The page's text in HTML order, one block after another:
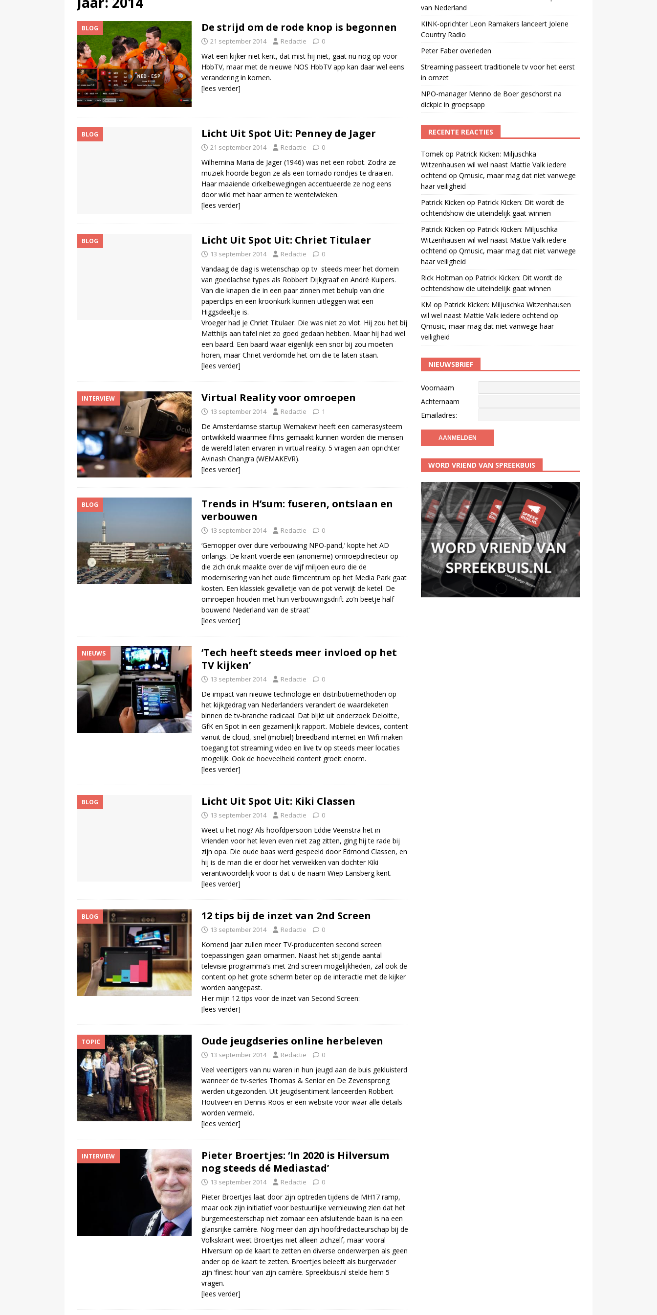
BLOG De strijd om de rode knop is begonnen
21 september 2014 Redactie 0
Wat een kijker niet kent, dat mist hij niet, gaat nu nog op voor
HbbTV, maar met de nieuwe NOS HbbTV app kan daar wel eens
verandering in komen.
[lees verder]
BLOG Licht Uit Spot Uit: Penney de Jager
21 september 2014 Redactie 0
Wilhemina Maria de Jager (1946) was net een robot. Zodra ze
muziek hoorde begon ze als een tornado rondjes te draaien.
Haar maaiende cirkelbewegingen accentueerde ze nog eens
door wild met haar armen te wentelwieken.
[lees verder]
BLOG Licht Uit Spot Uit: Chriet Titulaer
13 september 2014 Redactie 0
Vandaag de dag is wetenschap op tv steeds meer het domein
van goedlachse types als Robbert Dijkgraaf en André Kuipers.
Van die knapen die in een paar zinnen met behulp van drie
paperclips en een kroonkurk kunnen uitleggen wat een
Higgsdeeltje is.
Vroeger had je Chriet Titulaer. Die was niet zo vlot. Hij zou het bij
Matthijs aan tafel niet zo goed gedaan hebben. Maar hij had wel
een baard. Een baard waar eigenlijk een snor bij zou moeten
horen, maar Chriet verdomde het om die te laten staan.
[lees verder]
INTERVIEW Virtual Reality voor omroepen
13 september 2014 Redactie 1
De Amsterdamse startup Wemakevr heeft een camerasysteem
ontwikkeld waarmee films gemaakt kunnen worden die mensen
de wereld laten ervaren in virtual reality. 5 vragen aan oprichter
Avinash Changra (WEMAKEVR).
[lees verder]
BLOG
Trends in H’sum: fuseren, ontslaan en
verbouwen
13 september 2014 Redactie 0
‘Gemopper over dure verbouwing NPO-pand,’ kopte het AD
onlangs. De krant voerde een (anonieme) omroepdirecteur op
die zich druk maakte over de vijf miljoen euro die de
modernisering van het oude filmcentrum op het Media Park gaat
kosten. Een klassiek gevalletje van de pot verwijt de ketel. De
omroepen houden met hun verbouwingsdrift zo’n beetje half
bouwend Nederland van de straat’
[lees verder]
NIEUWS
‘Tech heeft steeds meer invloed op het
TV kijken’
13 september 2014 Redactie 0
De impact van nieuwe technologie en distributiemethoden op
het kijkgedrag van Nederlanders verandert de waardeketen
binnen de tv-branche radicaal. Dat bljkt uit onderzoek Deloitte,
GfK en Spot in een gezamenlijk rapport. Mobiele devices, content
vanuit de cloud, snel (mobiel) breedband internet en Wifi maken
toegang tot streaming video en live tv op steeds meer locaties
mogelijk. Ook de hoeveelheid content groeit enorm.
[lees verder]
BLOG Licht Uit Spot Uit: Kiki Classen
13 september 2014 Redactie 0
Weet u het nog? Als hoofdpersoon Eddie Veenstra het in
Vrienden voor het leven even niet zag zitten, ging hij te rade bij
zijn opa. Die oude baas werd gespeeld door Edmond Classen, en
hij is de man die er door het verwekken van dochter Kiki
verantwoordelijk voor is dat u de naam Wiep Lansberg kent.
[lees verder]
BLOG 12 tips bij de inzet van 2nd Screen
13 september 2014 Redactie 0
Komend jaar zullen meer TV-producenten second screen
toepassingen gaan omarmen. Naast het stijgende aantal
televisie programma’s met 2nd screen mogelijkheden, zal ook de
content op het grote scherm beter op de interactie met de kijker
worden aangepast.
Hier mijn 12 tips voor de inzet van Second Screen:
[lees verder]
TOPIC Oude jeugdseries online herbeleven
13 september 2014 Redactie 0
Veel veertigers van nu waren in hun jeugd aan de buis gekluisterd
wanneer de tv-series Thomas & Senior en De Zevensprong
werden uitgezonden. Uit jeugdsentiment lanceerden Robbert
Houtveen en Dennis Roos er een website voor waar alle details
worden vermeld.
[lees verder]
INTERVIEW
Pieter Broertjes: ‘In 2020 is Hilversum
nog steeds dé Mediastad’
13 september 2014 Redactie 0
Pieter Broertjes laat door zijn optreden tijdens de MH17 ramp,
maar ook zijn initiatief voor bestuurlijke vernieuwing zien dat het
burgemeesterschap niet zomaar een afsluitende baan is na een
glansrijke carrière. Nog meer dan zijn hoofdredacteurschap bij de
Volkskrant weet Broertjes niet alleen zichzelf, maar vooral
Hilversum op de kaart te zetten en diverse onderwerpen als geen
ander op de kaart te zetten. Broertjes beleeft als burgervader
zijn ‘finest hour’ van zijn carrière. Spreekbuis.nl stelde hem 5
vragen.
[lees verder]
van Nederland
KINK-oprichter Leon Ramakers lanceert Jolene
Country Radio
Peter Faber overleden
Streaming passeert traditionele tv voor het eerst
in omzet
NPO-manager Menno de Boer geschorst na
dickpic in groepsapp
RECENTE REACTIES
Tomekop Patrick Kicken: Miljuschka
Witzenhausen wil wel naast Mattie Valk iedere
ochtend op Qmusic, maar mag dat niet vanwege
haar veiligheid
Patrick Kicken op Patrick Kicken: Dit wordt de
ochtendshow die uiteindelijk gaat winnen
Patrick Kicken op Patrick Kicken: Miljuschka
Witzenhausen wil wel naast Mattie Valk iedere
ochtend op Qmusic, maar mag dat niet vanwege
haar veiligheid
Rick Holtman op Patrick Kicken: Dit wordt de
ochtendshow die uiteindelijk gaat winnen
KM op Patrick Kicken: Miljuschka Witzenhausen
wil wel naast Mattie Valk iedere ochtend op
Qmusic, maar mag dat niet vanwege haar
veiligheid
NIEUWSBRIEF
Voornaam
Achternaam
Emailadres:
WORD VRIEND VAN SPREEKBUIS